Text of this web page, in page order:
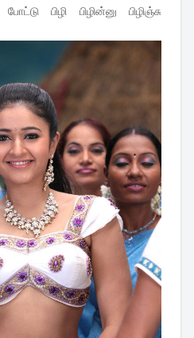
பிழி பிழின்னு பிழிஞ்சு